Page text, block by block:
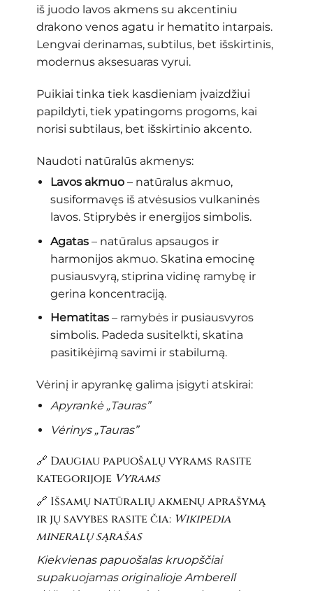
iš juodo lavos akmens su akcentiniu
drakono venos agatu ir hematito intarpais.
Lengvai derinamas, subtilus, bet išskirtinis,
modernus aksesuaras vyrui.
Puikiai tinka tiek kasdieniam įvaizdžiui
papildyti, tiek ypatingoms progoms, kai
norisi subtilaus, bet išskirtinio akcento.
Naudoti natūralūs akmenys:
Lavos akmuo– natūralus akmuo,
susiformavęs iš atvėsusios vulkaninės
lavos. Stiprybės ir energijos simbolis.
Agatas– natūralus apsaugos ir
harmonijos akmuo. Skatina emocinę
pusiausvyrą, stiprina vidinę ramybę ir
gerina koncentraciją.
Hematitas– ramybės ir pusiausvyros
simbolis. Padeda susitelkti, skatina
pasitikėjimą savimi ir stabilumą.
Vėrinį ir apyrankę galima įsigyti atskirai:
Apyrankė „Tauras”
Vėrinys „Tauras”
🔗 Daugiau papuošalų vyrams rasite
kategorijoje Vyrams
🔗 Išsamų natūralių akmenų aprašymą
ir jų savybes rasite čia: Wikipedia
mineralų sąrašas
Kiekvienas papuošalas kruopščiai
supakuojamas originalioje Amberell